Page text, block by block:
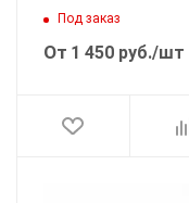
Под заказ
От 1 450 руб./шт